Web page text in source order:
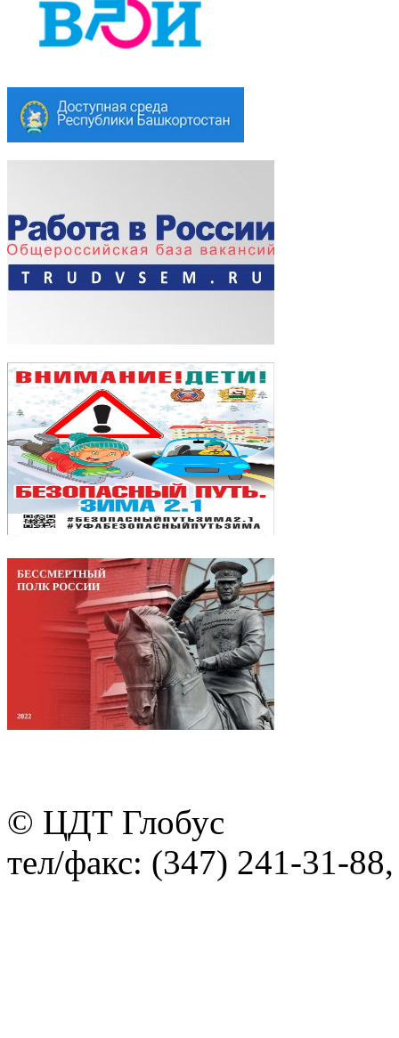
© ЦДТ Глобус
тел/факс: (347) 241-31-